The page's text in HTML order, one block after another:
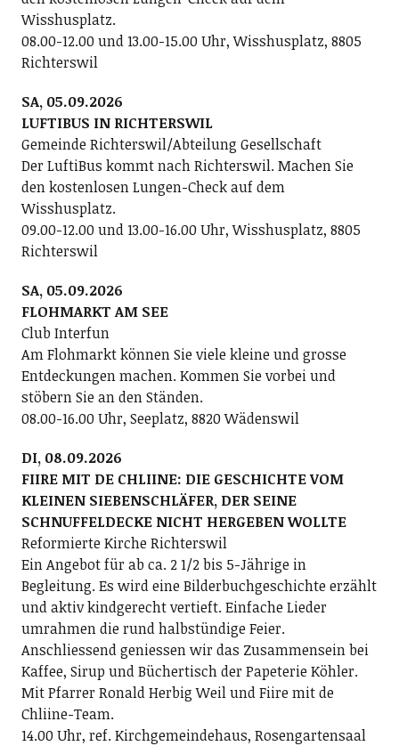
Wisshusplatz.
08.00-12.00 und 13.00-15.00 Uhr, Wisshusplatz, 8805
Richterswil
SA, 05.09.2026
LUFTIBUS IN RICHTERSWIL
Gemeinde Richterswil/Abteilung Gesellschaft
Der LuftiBus kommt nach Richterswil. Machen Sie
den kostenlosen Lungen-Check auf dem
Wisshusplatz.
09.00-12.00 und 13.00-16.00 Uhr, Wisshusplatz, 8805
Richterswil
SA, 05.09.2026
FLOHMARKT AM SEE
Club Interfun
Am Flohmarkt können Sie viele kleine und grosse
Entdeckungen machen. Kommen Sie vorbei und
stöbern Sie an den Ständen.
08.00-16.00 Uhr, Seeplatz, 8820 Wädenswil
DI, 08.09.2026
FIIRE MIT DE CHLIINE: DIE GESCHICHTE VOM
KLEINEN SIEBENSCHLÄFER, DER SEINE
SCHNUFFELDECKE NICHT HERGEBEN WOLLTE
Reformierte Kirche Richterswil
Ein Angebot für ab ca. 2 1/2 bis 5-Jährige in
Begleitung. Es wird eine Bilderbuchgeschichte erzählt
und aktiv kindgerecht vertieft. Einfache Lieder
umrahmen die rund halbstündige Feier.
Anschliessend geniessen wir das Zusammensein bei
Kaffee, Sirup und Büchertisch der Papeterie Köhler.
Mit Pfarrer Ronald Herbig Weil und Fiire mit de
Chliine-Team.
14.00 Uhr, ref. Kirchgemeindehaus, Rosengartensaal